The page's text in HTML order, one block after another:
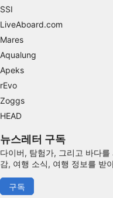
SSI
LiveAboard.com
Mares
Aqualung
Apeks
rEvo
Zoggs
HEAD
뉴스레터 구독
다이버, 탐험가, 그리고 바다
감, 여행 소식, 여행 정보를 받
구독
비IAB 처리 목적:
필요한
기능의